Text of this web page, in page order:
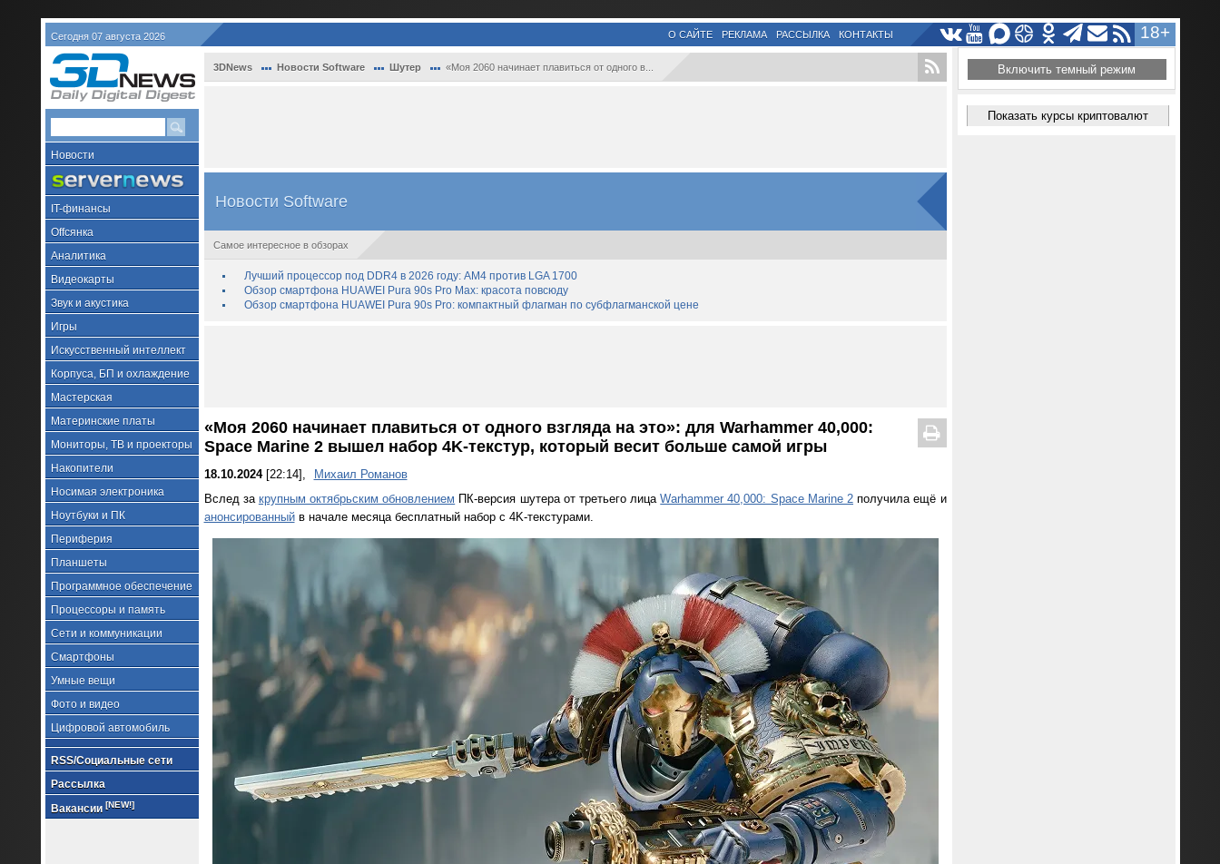
Сегодня 07 августа 2026 18+
О САЙТЕ РЕКЛАМА РАССЫЛКА КОНТАКТЫ
Новости
IT-финансы
Offсянка
Аналитика
Видеокарты
Звук и акустика
Игры
Искусственный интеллект
Корпуса, БП и охлаждение
Мастерская
Материнские платы
Мониторы, ТВ и проекторы
Накопители
Носимая электроника
Ноутбуки и ПК
Периферия
Планшеты
Программное обеспечение
Процессоры и память
Сети и коммуникации
Смартфоны
Умные вещи
Фото и видео
Цифровой автомобиль
RSS/Социальные сети
Рассылка
Вакансии [NEW!]
3DNews Новости Software Шутер «Моя 2060 начинает плавиться от одного в...
Новости Software
Самое интересное в обзорах
Лучший процессор под DDR4 в 2026 году: AM4 против LGA 1700
Обзор смартфона HUAWEI Pura 90s Pro Max: красота повсюду
Обзор смартфона HUAWEI Pura 90s Pro: компактный флагман по субфлагманской цене
«Моя 2060 начинает плавиться от одного взгляда на это»: для Warhammer 40,000:
Space Marine 2 вышел набор 4K-текстур, который весит больше самой игры
18.10.2024[22:14],
Михаил Романов
Вслед за крупным октябрьским обновлением ПК-версия шутера от третьего лицаWarhammer 40,000: Space Marine 2 получила ещё и
анонсированныйв начале месяца бесплатный набор с 4K-текстурами.
Включить темный режим
Показать курсы криптовалют